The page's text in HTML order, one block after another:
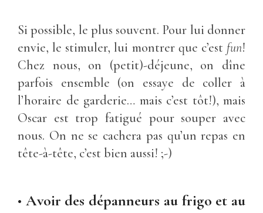
Si possible, le plus souvent. Pour lui donner
envie, le stimuler, lui montrer que c’est fun!
Chez nous, on (petit)-déjeune, on dîne
parfois ensemble (on essaye de coller à
l’horaire de garderie… mais c’est tôt!), mais
Oscar est trop fatigué pour souper avec
nous. On ne se cachera pas qu’un repas en
tête-à-tête, c’est bien aussi! ;-)
• Avoir des dépanneurs au frigo et au